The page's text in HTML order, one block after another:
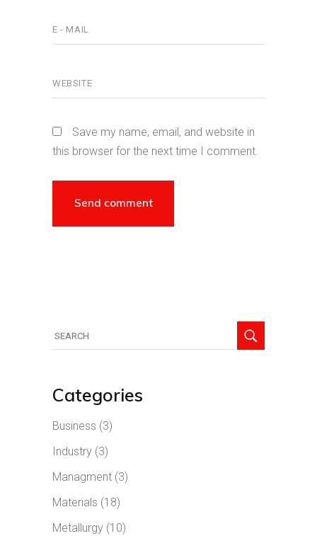
Save my name, email, and website in
this browser for the next time I comment.
Categories
Business (3)
Industry (3)
Managment (3)
Materials (18)
Metallurgy (10)